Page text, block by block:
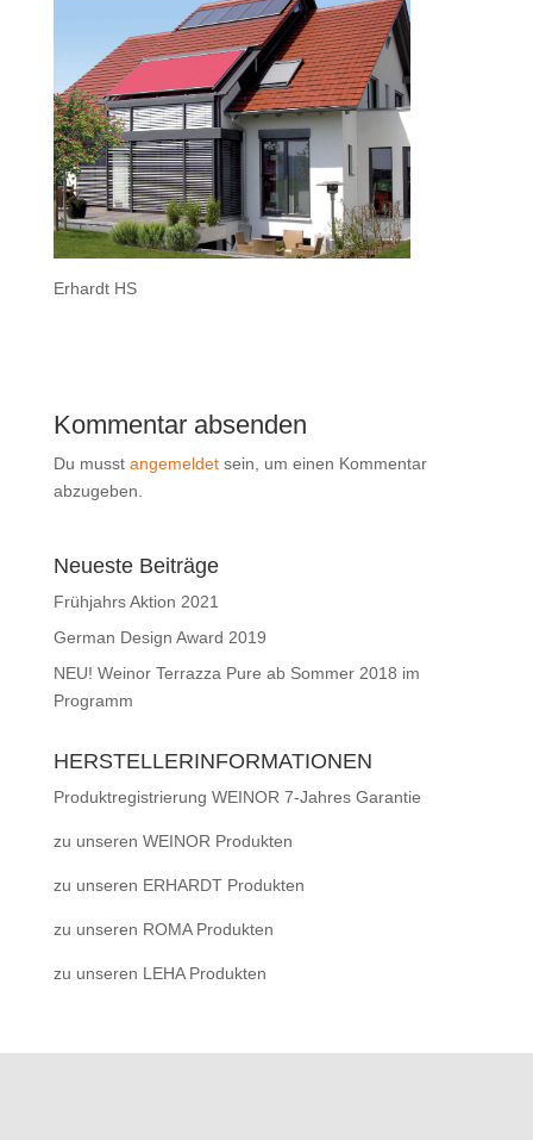
Erhardt HS
Kommentar absenden
Du musst angemeldetsein, um einen Kommentar
abzugeben.
Neueste Beiträge
Frühjahrs Aktion 2021
German Design Award 2019
NEU! Weinor Terrazza Pure ab Sommer 2018 im
Programm
HERSTELLERINFORMATIONEN
Produktregistrierung WEINOR 7-Jahres Garantie
zu unseren WEINOR Produkten
zu unseren ERHARDT Produkten
zu unseren ROMA Produkten
zu unseren LEHA Produkten